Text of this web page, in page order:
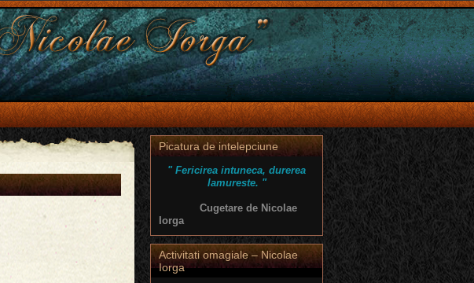
Picatura de intelepciune
" Fericirea intuneca, durerea
lamureste. "
Cugetare de Nicolae
Iorga
Activitati omagiale – Nicolae
Iorga